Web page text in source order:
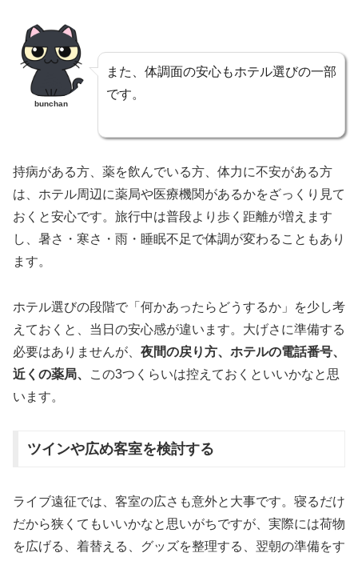
bunchan
また、体調面の安心もホテル選びの一部
です。
持病がある方、薬を飲んでいる方、体力に不安がある方
は、ホテル周辺に薬局や医療機関があるかをざっくり見て
おくと安心です。旅行中は普段より歩く距離が増えます
し、暑さ・寒さ・雨・睡眠不足で体調が変わることもあり
ます。
ホテル選びの段階で「何かあったらどうするか」を少し考
えておくと、当日の安心感が違います。大げさに準備する
必要はありませんが、 夜間の戻り方、ホテルの電話番号、
近くの薬局、
この3つくらいは控えておくといいかなと思
います。
ツインや広め客室を検討する
ライブ遠征では、客室の広さも意外と大事です。寝るだけ
だから狭くてもいいかなと思いがちですが、実際には荷物
を広げる、着替える、グッズを整理する、翌朝の準備をす